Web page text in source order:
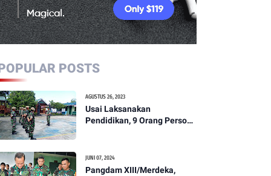
POSTS
AGUSTUS 26, 2023
Usai Laksanakan
Pendidikan, 9 Orang Personil
Ikuti Apel Pagi Dan
Pengecekan
JUNI 07, 2024
Pangdam XIII/Merdeka,